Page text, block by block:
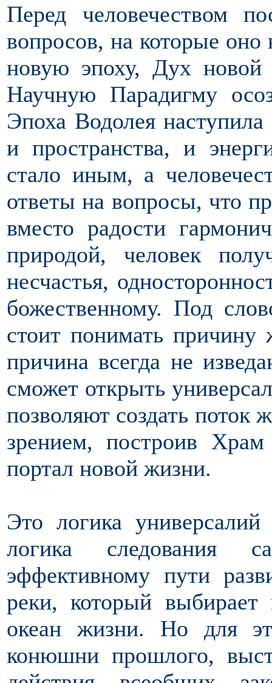
Перед человечеством
вопросов, на которые
новую эпоху, Дух новой
Научную Парадигму
Эпоха Водолея
и пространства, и
стало иным, а
ответы на вопросы, что
вместо радости
природой, человек
несчастья,
божественному. Под
стоит понимать
причина всегда не
сможет открыть
позволяют создать поток
зрением, построив
портал новой жизни.
Это логика
логика следования
эффективному пути
реки, который
океан жизни. Но для
конюшни прошлого,